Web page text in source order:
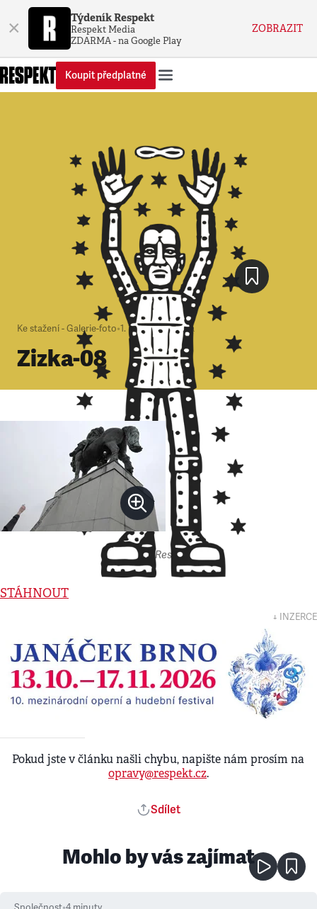
× Týdeník Respekt
Respekt Media
ZDARMA - na Google Play
ZOBRAZIT
Koupit předplatné
Ke stažení - Galerie-foto•1. 1. 2000•1minuta
Zizka-08
Autor: Respekt
STÁHNOUT
↓ INZERCE
Pokud jste v článku našli chybu, napište nám prosím na
opravy@respekt.cz.
Sdílet
Mohlo by vás zajímat